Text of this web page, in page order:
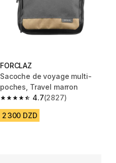
FORCLAZ
Sacoche de voyage multi-
poches, Travel marron
4.7
4.7 out of 5 stars from 2827
(2827)
2 300 DZD